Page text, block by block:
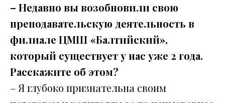
– Недавно вы возобновили свою
преподавательскую деятельность в
филиале ЦМШ «Балтийский»,
который существует у нас уже 2 года.
Расскажите об этом?
– Я глубоко признательна своим